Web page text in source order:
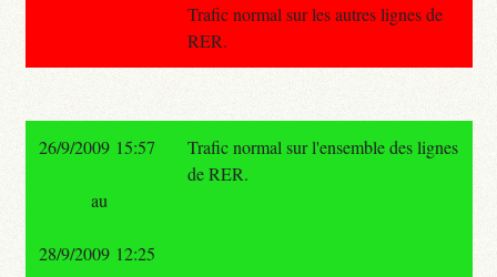
Trafic normal sur les autres lignes de
RER.
26/9/2009 15:57
Trafic normal sur l'ensemble des lignes
de RER.
au
28/9/2009 12:25